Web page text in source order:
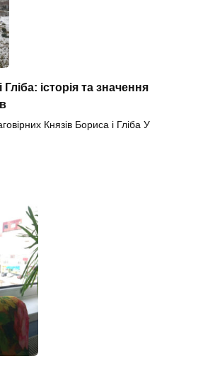
історія та значення
Князів Бориса і Гліба У